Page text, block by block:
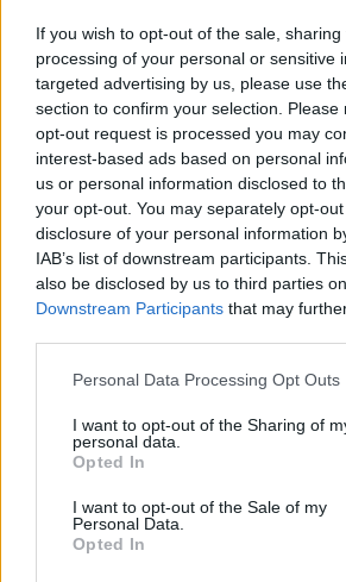
If you wish to opt-out of the sale,
processing of your personal or sensitive
targeted advertising by us, please use
section to confirm your selection.
opt-out request is processed you may
interest-based ads based on personal
us or personal information disclosed to
your opt-out. You may separately opt-
disclosure of your personal information
IAB’s list of downstream participants.
also be disclosed by us to third parties
Downstream Participants that may
Personal Data Processing Opt Outs
I want to opt-out of the Sharing of
personal data.
Opted In
I want to opt-out of the Sale of my
Personal Data.
Opted In
qarkullimi i
tonë në